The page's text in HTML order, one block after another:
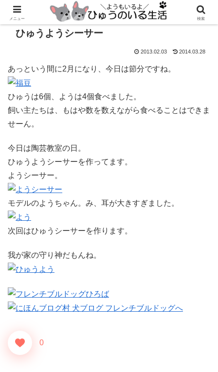
ひゅうようシーサー
2013.02.03 2014.03.28
あっという間に2月になり、今日は節分ですね。
ひゅうは6個、ようは4個食べました。
飼い主たちは、もはや数を数えながら食べることはできま
せーん。
今日は陶芸教室の日。
ひゅうようシーサーを作ってます。
ようシーサー。
モデルのようちゃん。み、耳が大きすぎました。
次回はひゅうシーサーを作ります。
我が家の守り神だもんね。
0
メニュー 検索